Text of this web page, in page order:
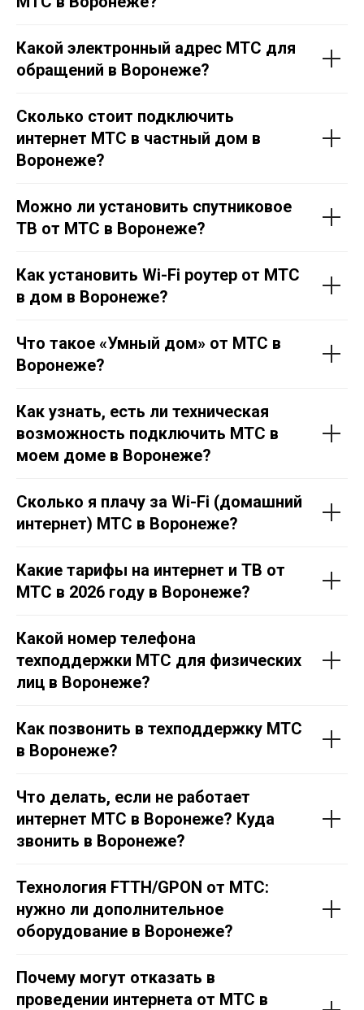
Какой электронный адрес МТС для
обращений в Воронеже?
Сколько стоит подключить
интернет МТС в частный дом в
Воронеже?
Можно ли установить спутниковое
ТВ от МТС в Воронеже?
Как установить Wi-Fi роутер от МТС
в дом в Воронеже?
Что такое «Умный дом» от МТС в
Воронеже?
Как узнать, есть ли техническая
возможность подключить МТС в
моем доме в Воронеже?
Сколько я плачу за Wi-Fi (домашний
интернет) МТС в Воронеже?
Какие тарифы на интернет и ТВ от
МТС в 2026 году в Воронеже?
Какой номер телефона
техподдержки МТС для физических
лиц в Воронеже?
Как позвонить в техподдержку МТС
в Воронеже?
Что делать, если не работает
интернет МТС в Воронеже? Куда
звонить в Воронеже?
Технология FTTH/GPON от МТС:
нужно ли дополнительное
оборудование в Воронеже?
Почему могут отказать в
проведении интернета от МТС в